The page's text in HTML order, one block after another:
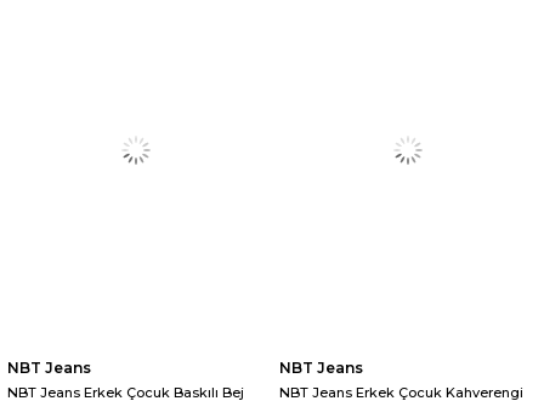
NBT Jeans
NBT Jeans Erkek Çocuk Baskılı Bej
NBT Jeans
NBT Jeans Erkek Çocuk Kahverengi